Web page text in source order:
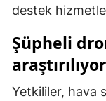
destek
Şüpheli
araştırılıyor
Yetkililer, hava